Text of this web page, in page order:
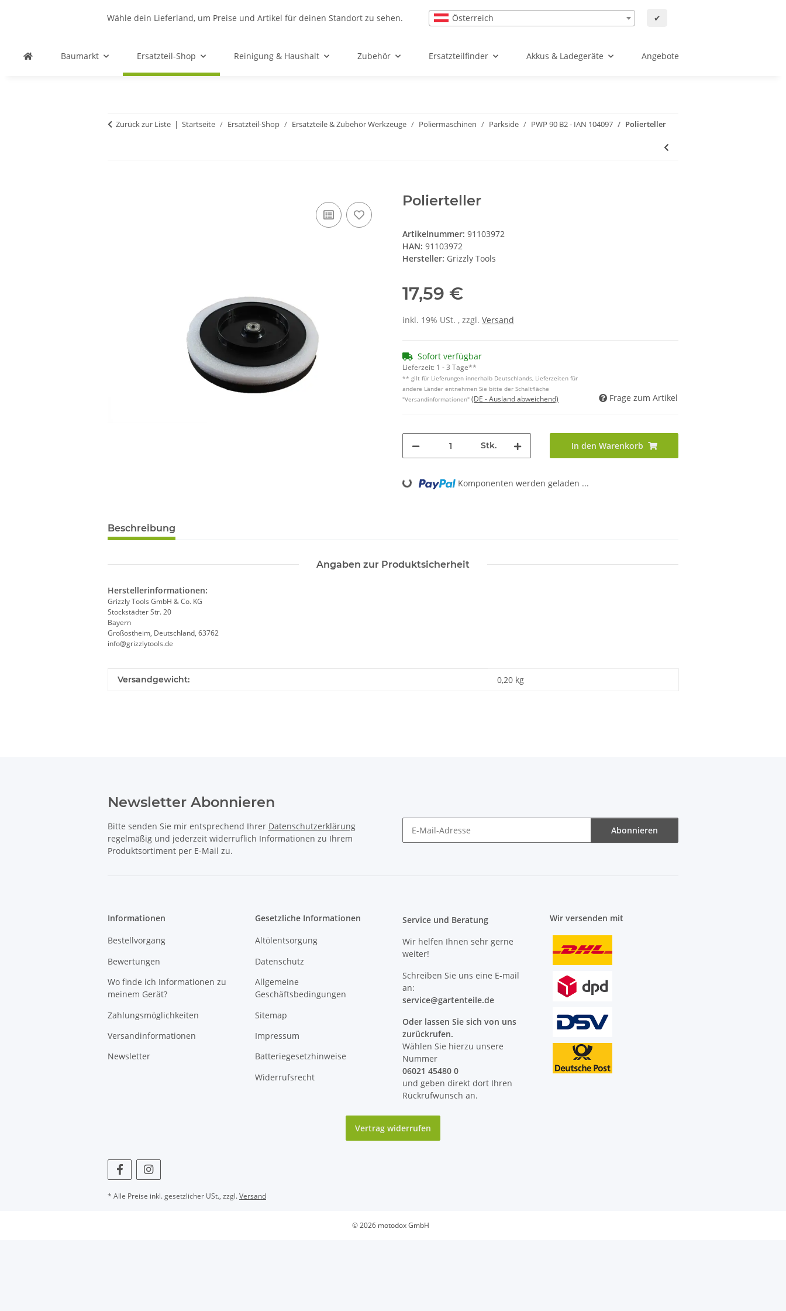
Wähle dein Lieferland, um Preise und Artikel für deinen Standort zu sehen. Österreich ✔
Baumarkt Ersatzteil-Shop Reinigung & Haushalt Zubehör Ersatzteilfinder Akkus & Ladegeräte Angebote
Zurück zur Liste Startseite Ersatzteil-Shop Ersatzteile & Zubehör Werkzeuge Poliermaschinen Parkside PWP 90 B2 - IAN 104097 Polierteller
Polierteller
Artikelnummer: 91103972
HAN: 91103972
Hersteller: Grizzly Tools
17,59 €
inkl. 19% USt. , zzgl. Versand
Sofort verfügbar
Lieferzeit: 1 - 3 Tage**
** gilt für Lieferungen innerhalb Deutschlands, Lieferzeiten für
andere Länder entnehmen Sie bitte der Schaltfläche
"Versandinformationen" (DE - Ausland abweichend) Frage zum Artikel
Stk. In den Warenkorb
Loading... Komponenten werden geladen ...
Beschreibung
Angaben zur Produktsicherheit
Herstellerinformationen:
Grizzly Tools GmbH & Co. KG
Stockstädter Str. 20
Bayern
Großostheim, Deutschland, 63762
info@grizzlytools.de
Produkteigenschaft
Wert
Versandgewicht: 0,20 kg
Newsletter Abonnieren
Bitte senden Sie mir entsprechend Ihrer Datenschutzerklärung
regelmäßig und jederzeit widerruflich Informationen zu Ihrem
Produktsortiment per E-Mail zu.
Abonnieren
Informationen
Bestellvorgang
Bewertungen
Wo finde ich Informationen zu
meinem Gerät?
Zahlungsmöglichkeiten
Versandinformationen
Newsletter
Gesetzliche Informationen
Altölentsorgung
Datenschutz
Allgemeine
Geschäftsbedingungen
Sitemap
Impressum
Batteriegesetzhinweise
Widerrufsrecht
Service und Beratung
Wir helfen Ihnen sehr gerne
weiter!
Schreiben Sie uns eine E-mail
an:
service@gartenteile.de
Oder lassen Sie sich von uns
zurückrufen.
Wählen Sie hierzu unsere
Nummer
06021 45480 0
und geben direkt dort Ihren
Rückrufwunsch an.
Wir versenden mit
Vertrag widerrufen
* Alle Preise inkl. gesetzlicher USt., zzgl.Versand
© 2026 motodox GmbH